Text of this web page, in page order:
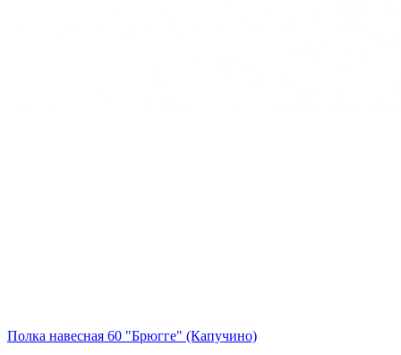
Полка навесная 60 "Брюгге" (Капучино)